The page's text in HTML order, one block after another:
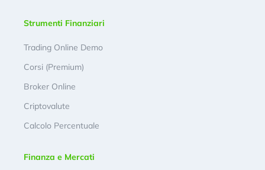
Strumenti Finanziari
Trading Online Demo
Corsi (Premium)
Broker Online
Criptovalute
Calcolo Percentuale
Finanza e Mercati